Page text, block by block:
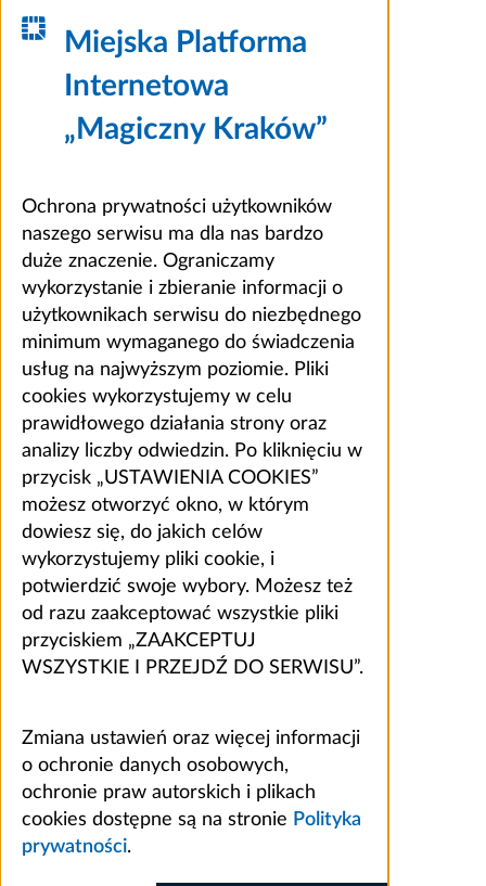
Miejska Platforma
Internetowa
„Magiczny Kraków”
Ochrona prywatności użytkowników
naszego serwisu ma dla nas bardzo
duże znaczenie. Ograniczamy
wykorzystanie i zbieranie informacji o
użytkownikach serwisu do niezbędnego
minimum wymaganego do świadczenia
usług na najwyższym poziomie. Pliki
cookies wykorzystujemy w celu
prawidłowego działania strony oraz
analizy liczby odwiedzin. Po kliknięciu w
przycisk „USTAWIENIA COOKIES”
możesz otworzyć okno, w którym
dowiesz się, do jakich celów
wykorzystujemy pliki cookie, i
potwierdzić swoje wybory. Możesz też
od razu zaakceptować wszystkie pliki
przyciskiem „ZAAKCEPTUJ
WSZYSTKIE I PRZEJDŹ DO SERWISU”.
Zmiana ustawień oraz więcej informacji
o ochronie danych osobowych,
ochronie praw autorskich i plikach
cookies dostępne są na stronie Polityka
prywatności.